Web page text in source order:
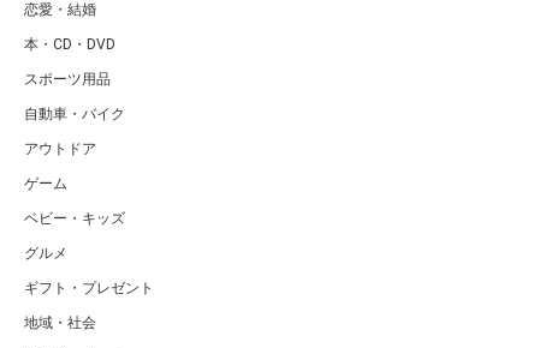
恋愛・結婚
本・CD・DVD
スポーツ用品
自動車・バイク
アウトドア
ゲーム
ベビー・キッズ
グルメ
ギフト・プレゼント
地域・社会